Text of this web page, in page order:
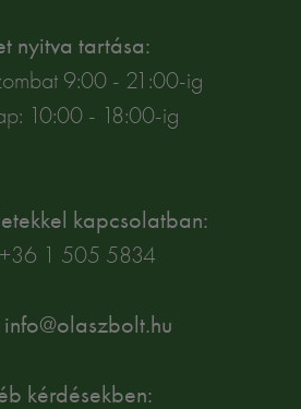
nyitva tartása:
9:00 - 21:00-ig
10:00 - 18:00-ig
kapcsolatban:
+36 1 505 5834
info@olaszbolt.hu
kérdésekben: